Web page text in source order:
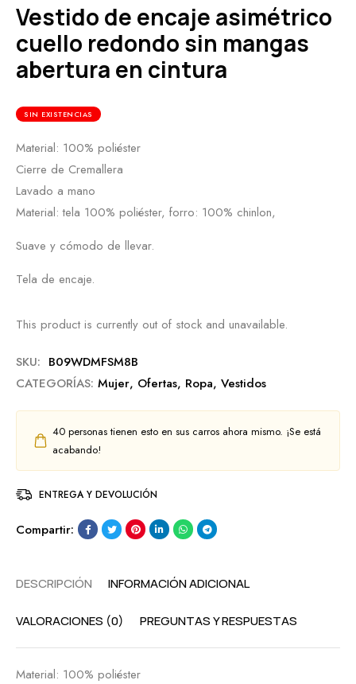
Vestido de encaje asimétrico
cuello redondo sin mangas
abertura en cintura
SIN EXISTENCIAS
Material: 100% poliéster
Cierre de Cremallera
Lavado a mano
Material: tela 100% poliéster, forro: 100% chinlon,
Suave y cómodo de llevar.
Tela de encaje.
This product is currently out of stock and unavailable.
SKU: B09WDMFSM8B
CATEGORÍAS: Mujer, Ofertas, Ropa, Vestidos
40 personas tienen esto en sus carros ahora mismo. ¡Se está
acabando!
ENTREGA Y DEVOLUCIÓN
Compartir:
DESCRIPCIÓN INFORMACIÓN ADICIONAL
VALORACIONES (0) PREGUNTAS Y RESPUESTAS
Material: 100% poliéster